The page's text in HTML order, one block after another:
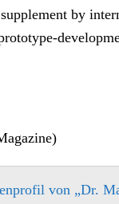
by
von „Dr.